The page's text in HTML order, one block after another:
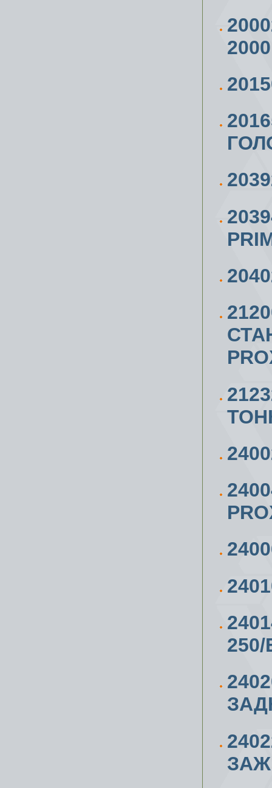
2000
250/